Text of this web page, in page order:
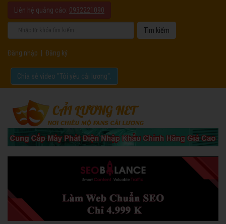
Liên hệ quảng cáo: 0932221090
Đăng nhập Đăng ký
Chia sẻ video "Tôi yêu cải lương".